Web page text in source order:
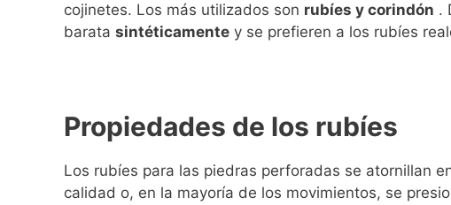
cojinetes. Los más utilizados son rubíes y corindón .
barata sintéticamente y se prefieren a los rubíes
Propiedades de los rubíes
Los rubíes para las piedras perforadas se atornillan
calidad o, en la mayoría de los movimientos, se